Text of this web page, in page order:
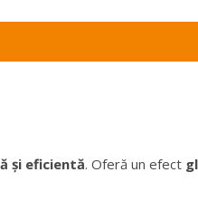
și eficientă. Oferă un efect